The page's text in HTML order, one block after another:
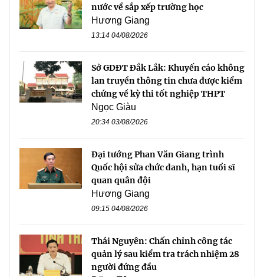
nước về sắp xếp trường học
Hương Giang
13:14 04/08/2026
Sở GDĐT Đắk Lắk: Khuyến cáo không
lan truyền thông tin chưa được kiểm
chứng về kỳ thi tốt nghiệp THPT
Ngọc Giàu
20:34 03/08/2026
Đại tướng Phan Văn Giang trình
Quốc hội sửa chức danh, hạn tuổi sĩ
quan quân đội
Hương Giang
09:15 04/08/2026
Thái Nguyên: Chấn chỉnh công tác
quản lý sau kiểm tra trách nhiệm 28
người đứng đầu